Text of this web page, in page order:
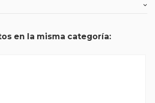
en la misma categoría: